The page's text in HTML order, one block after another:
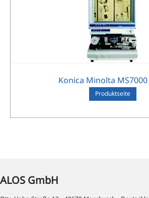
Konica Minolta
Pro­dukt­sei­te
ALOS GmbH